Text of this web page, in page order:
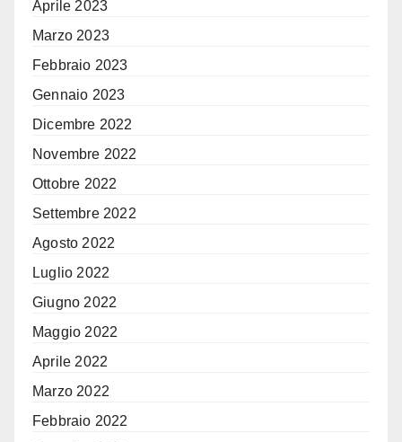
Aprile 2023
Marzo 2023
Febbraio 2023
Gennaio 2023
Dicembre 2022
Novembre 2022
Ottobre 2022
Settembre 2022
Agosto 2022
Luglio 2022
Giugno 2022
Maggio 2022
Aprile 2022
Marzo 2022
Febbraio 2022